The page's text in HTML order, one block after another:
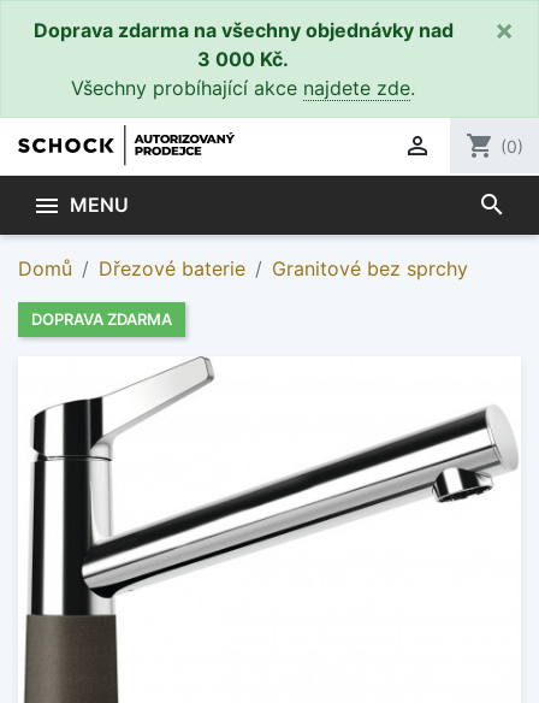
Doprava zdarma na všechny objednávky nad
3 000 Kč.
Všechny probíhající akce najdete zde.
×
 shopping_cart (0)
 MENU search
Domů Dřezové baterie Granitové bez sprchy
DOPRAVA ZDARMA